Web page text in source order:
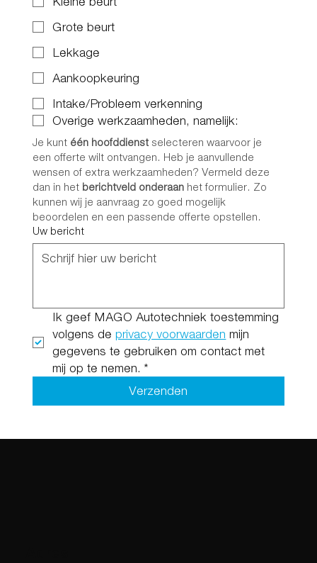
Grote beurt
Lekkage
Aankoopkeuring
Intake/Probleem verkenning
Overige werkzaamheden, namelijk:
Je kunt één hoofddienst selecteren waarvoor je
een offerte wilt ontvangen. Heb je aanvullende
wensen of extra werkzaamheden? Vermeld deze
dan in het berichtveld onderaan het formulier. Zo
kunnen wij je aanvraag zo goed mogelijk
beoordelen en een passende offerte opstellen.
Uw bericht
Ik geef MAGO Autotechniek toestemming
volgens de privacy voorwaarden mijn
gegevens te gebruiken om contact met
mij op te nemen. *
Verzenden